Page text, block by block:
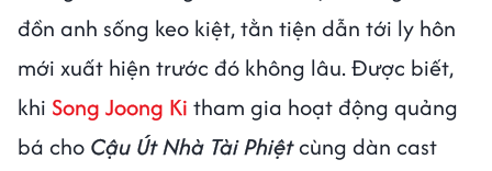
đồn anh sống keo kiệt, tằn tiện dẫn tới ly hôn
mới xuất hiện trước đó không lâu. Được biết,
khi Song Joong Ki tham gia hoạt động quảng
bá cho Cậu Út Nhà Tài Phiệtcùng dàn cast